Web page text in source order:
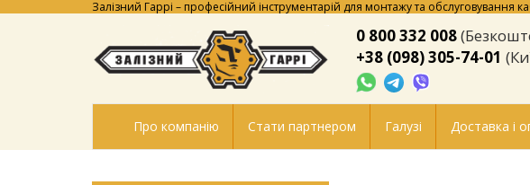
Залізний Гаррі – професійний інструментарій для монтажу та обслуговування
0 800 332 008
+38 (098) 305-74-01
Про компанію Стати партнером Галузі Доставка і